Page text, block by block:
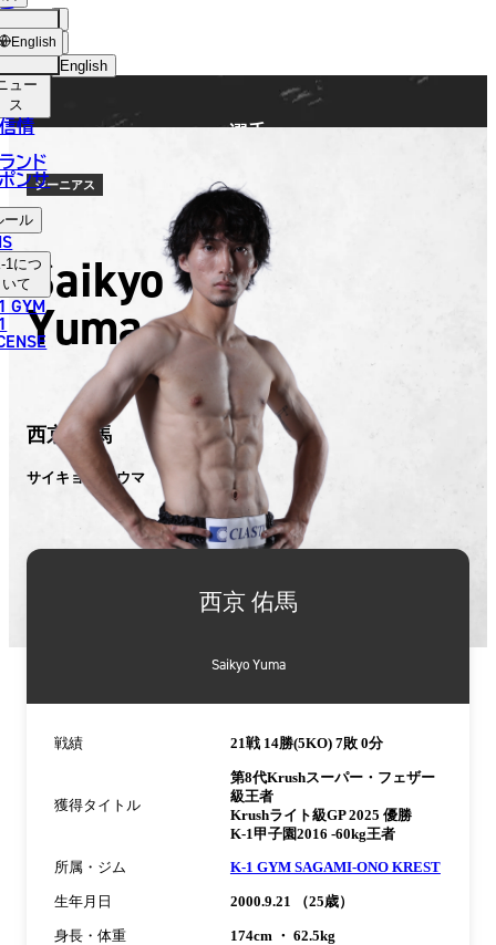
English
한국어
中文（简体）
中文（繁體）
ไทย
العربية
ョッ
プ
ュー
ス
情
ンド
ンサ
ール
1につ
いて
GYM
English
選手
ジーニアス
Saikyo
Yuma
西京 佑馬
サイキョウ ユウマ
西京 佑馬
Saikyo Yuma
戦績 21戦 14勝(5KO) 7敗 0分
獲得タイトル
第8代Krushスーパー・フェザー
級王者
Krushライト級GP 2025 優勝
K-1甲子園2016 -60kg王者
所属・ジム K-1 GYM SAGAMI-ONO KREST
生年月日 2000.9.21 （25歳）
身長・体重 174cm ・ 62.5kg